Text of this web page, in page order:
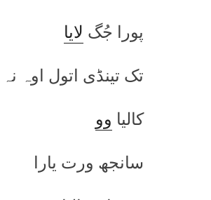
پورا جُگ لایا
تک تینڈی اتول اوہ
کالیا وو
سانجھ ورت یارا